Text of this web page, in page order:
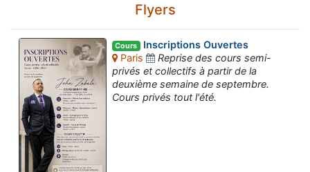
Flyers
Cours Inscriptions Ouvertes
Paris
Reprise des cours semi-
privés et collectifs à partir de la
deuxième semaine de septembre.
Cours privés tout l'été.